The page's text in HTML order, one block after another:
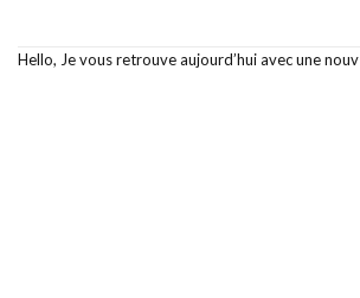
Hello, Je vous retrouve aujourd’hui avec une nouv